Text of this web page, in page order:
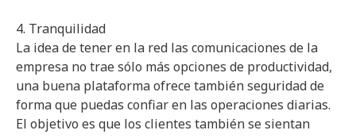
4. Tranquilidad
La idea de tener en la red las comunicaciones de la
empresa no trae sólo más opciones de productividad,
una buena plataforma ofrece también seguridad de
forma que puedas confiar en las operaciones diarias.
El objetivo es que los clientes también se sientan